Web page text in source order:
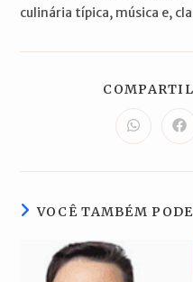
culinária típica, música e,
Abre
em
nova
em
VOCÊ TAMBÉM